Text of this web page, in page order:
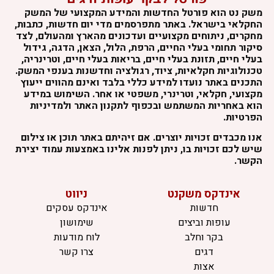
משק נט הוא פורטל החדשות והמידע המקצועי של המשק
החקלאי בישראל. באתר מתפרסמים מדי יום חדשות, כתבות,
מחקרים, ניתוחים מקצועיים ועדכונים מהארץ ומהעולם, לצד
סיקור תחומי בעלי החיים, הרפת, הלול, הצאן, הדגה, גידול
בעלי חיים, תזונת בעלי חיים, בריאות בעלי חיים, וטרינריה,
טכנולוגיות חקלאיות, ציוד, רגולציה וחדשנות בענפי המשק.
התכנים באתר נועדו למידע כללי בלבד ואינם מהווים ייעוץ
מקצועי, חקלאי, וטרינרי, משפטי או אחר. השימוש במידע
הוא באחריות המשתמש ובכפוף לתקנון האתר ולמדיניות
הפרטיות.
אנו מכבדים זכויות יוצרים. אם זיהיתם באתר תוכן או צילום
שיש לכם זכויות בו, ניתן לפנות אלינו באמצעות עמוד יצירת
הקשר.
אינדקס משקנט
חדשות
עופות וביצים
בקר וחלב
דגים
אצות
ניווט
אינדקס עסקים
שימושון
לוח מודעות
צרו קשר